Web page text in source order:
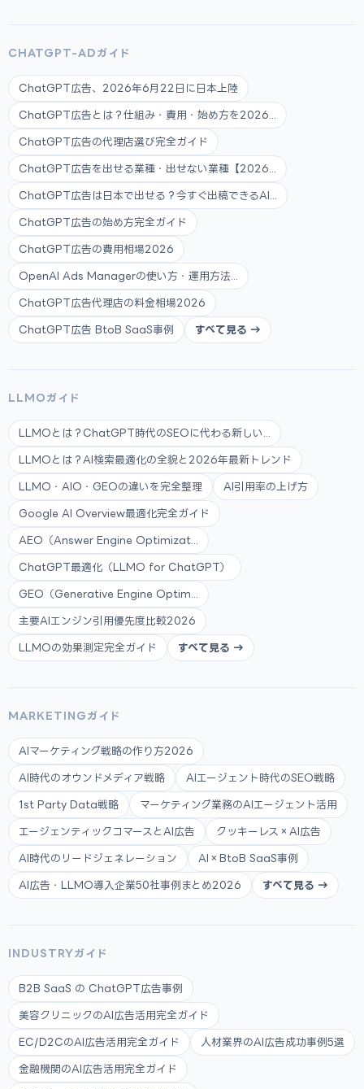
CHATGPT-ADガイド
ChatGPT広告、2026年6月22日に日本上陸
ChatGPT広告とは？仕組み・費用・始め方を2026...
ChatGPT広告の代理店選び完全ガイド
ChatGPT広告を出せる業種・出せない業種【2026...
ChatGPT広告は日本で出せる？今すぐ出稿できるAI...
ChatGPT広告の始め方完全ガイド
ChatGPT広告の費用相場2026
OpenAI Ads Managerの使い方・運用方法...
ChatGPT広告代理店の料金相場2026
ChatGPT広告 BtoB SaaS事例 すべて見る →
LLMOガイド
LLMOとは？ChatGPT時代のSEOに代わる新しい...
LLMOとは？AI検索最適化の全貌と2026年最新トレンド
LLMO・AIO・GEOの違いを完全整理 AI引用率の上げ方
Google AI Overview最適化完全ガイド
AEO（Answer Engine Optimizat...
ChatGPT最適化（LLMO for ChatGPT）
GEO（Generative Engine Optim...
主要AIエンジン引用優先度比較2026
LLMOの効果測定完全ガイド すべて見る →
MARKETINGガイド
AIマーケティング戦略の作り方2026
AI時代のオウンドメディア戦略 AIエージェント時代のSEO戦略
1st Party Data戦略 マーケティング業務のAIエージェント活用
エージェンティックコマースとAI広告 クッキーレス×AI広告
AI時代のリードジェネレーション AI×BtoB SaaS事例
AI広告・LLMO導入企業50社事例まとめ2026 すべて見る →
INDUSTRYガイド
B2B SaaS の ChatGPT広告事例
美容クリニックのAI広告活用完全ガイド
EC/D2CのAI広告活用完全ガイド 人材業界のAI広告成功事例5選
金融機関のAI広告活用完全ガイド